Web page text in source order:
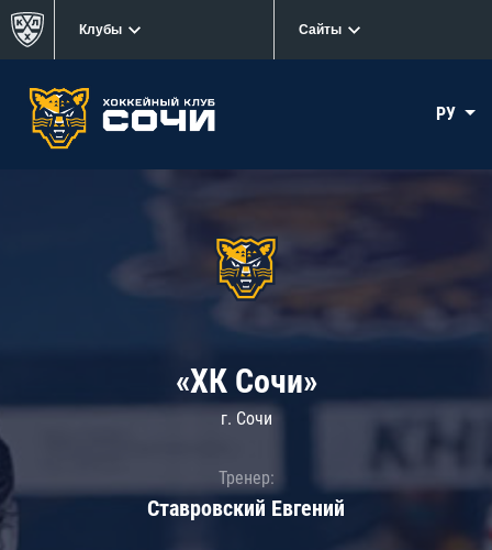
Клубы Сайты
РУ
«ХК Сочи»
г. Сочи
Тренер:
Ставровский Евгений